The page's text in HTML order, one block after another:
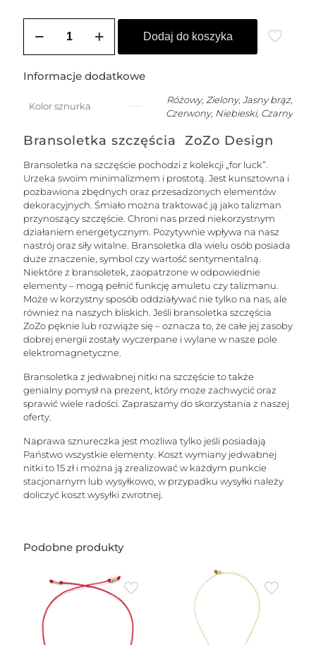
SOLE
na
łańcuszku
nitką
-
złota
Dodaj do koszyka
Informacje dodatkowe
Kolor sznurka
Różowy, Zielony, Jasny brąz,
Czerwony, Niebieski, Czarny
Bransoletka szczęścia ZoZo Design
Bransoletka na szczęście pochodzi z kolekcji „for luck”.
Urzeka swoim minimalizmem i prostotą. Jest kunsztowna i
pozbawiona zbędnych oraz przesadzonych elementów
dekoracyjnych. Śmiało można traktować ją jako talizman
przynoszący szczęście. Chroni nas przed niekorzystnym
działaniem energetycznym. Pozytywnie wpływa na nasz
nastrój oraz siły witalne. Bransoletka dla wielu osób posiada
duże znaczenie, symbol czy wartość sentymentalną.
Niektóre z bransoletek, zaopatrzone w odpowiednie
elementy – mogą pełnić funkcję amuletu czy talizmanu.
Może w korzystny sposób oddziaływać nie tylko na nas, ale
również na naszych bliskich. Jeśli bransoletka szczęścia
ZoZo pęknie lub rozwiąże się – oznacza to, że całe jej zasoby
dobrej energii zostały wyczerpane i wylane w nasze pole
elektromagnetyczne.
Bransoletka z jedwabnej nitki na szczęście to także
genialny pomysł na prezent, który może zachwycić oraz
sprawić wiele radości. Zapraszamy do skorzystania z naszej
oferty.
Naprawa sznureczka jest możliwa tylko jeśli posiadają
Państwo wszystkie elementy. Koszt wymiany jedwabnej
nitki to 15 zł i można ją zrealizować w każdym punkcie
stacjonarnym lub wysyłkowo, w przypadku wysyłki należy
doliczyć koszt wysyłki zwrotnej.
Podobne produkty